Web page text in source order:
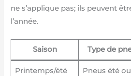
ne s’applique pas; ils peuvent
l’année.
Saison Type de
Printemps/été Pneus été